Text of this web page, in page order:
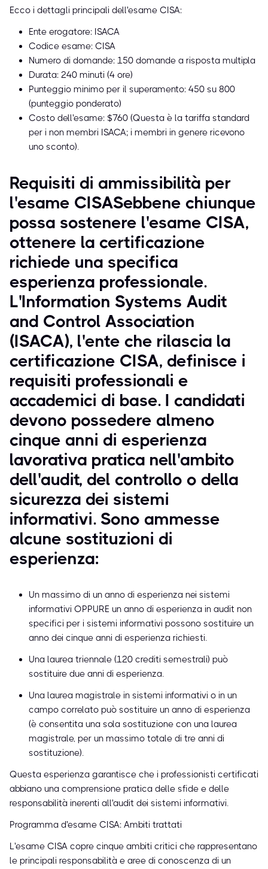
Ecco i dettagli principali dell'esame CISA:
Ente erogatore: ISACA
Codice esame: CISA
Numero di domande: 150 domande a risposta multipla
Durata: 240 minuti (4 ore)
Punteggio minimo per il superamento: 450 su 800
(punteggio ponderato)
Costo dell'esame: $760 (Questa è la tariffa standard
per i non membri ISACA; i membri in genere ricevono
uno sconto).
Requisiti di ammissibilità per
l'esame CISASebbene chiunque
possa sostenere l'esame CISA,
ottenere la certificazione
richiede una specifica
esperienza professionale.
L'Information Systems Audit
and Control Association
(ISACA), l'ente che rilascia la
certificazione CISA, definisce i
requisiti professionali e
accademici di base. I candidati
devono possedere almeno
cinque anni di esperienza
lavorativa pratica nell'ambito
dell'audit, del controllo o della
sicurezza dei sistemi
informativi. Sono ammesse
alcune sostituzioni di
esperienza:
Un massimo di un anno di esperienza nei sistemi
informativi OPPURE un anno di esperienza in audit non
specifici per i sistemi informativi possono sostituire un
anno dei cinque anni di esperienza richiesti.
Una laurea triennale (120 crediti semestrali) può
sostituire due anni di esperienza.
Una laurea magistrale in sistemi informativi o in un
campo correlato può sostituire un anno di esperienza
(è consentita una sola sostituzione con una laurea
magistrale, per un massimo totale di tre anni di
sostituzione).
Questa esperienza garantisce che i professionisti certificati
abbiano una comprensione pratica delle sfide e delle
responsabilità inerenti all'audit dei sistemi informativi.
Programma d'esame CISA: Ambiti trattati
L'esame CISA copre cinque ambiti critici che rappresentano
le principali responsabilità e aree di conoscenza di un